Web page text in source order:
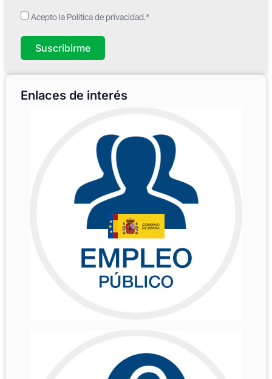
Acepto la Política de privacidad.*
Suscribirme
Enlaces de interés